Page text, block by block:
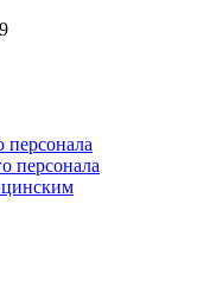
персонала
персонала